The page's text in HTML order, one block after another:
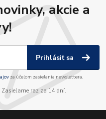
akcie a
Prihlásiť sa
za účelom zasielania newslettera.
Zasielame raz za 14 dní.